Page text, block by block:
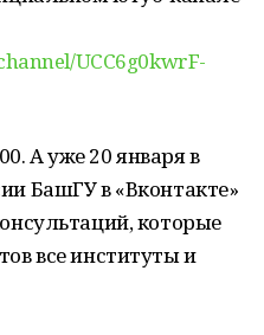
UCC6g0kwrF-
А уже 20 января в
БашГУ в «Вконтакте»
которые
все институты и